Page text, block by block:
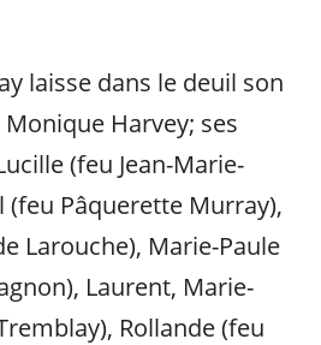
laisse dans le deuil son
Harvey; ses
(feu Jean-Marie-
(feu Pâquerette Murray),
Larouche), Marie-Paule
Laurent, Marie-
Rollande (feu